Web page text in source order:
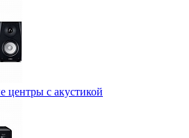
центры с акустикой